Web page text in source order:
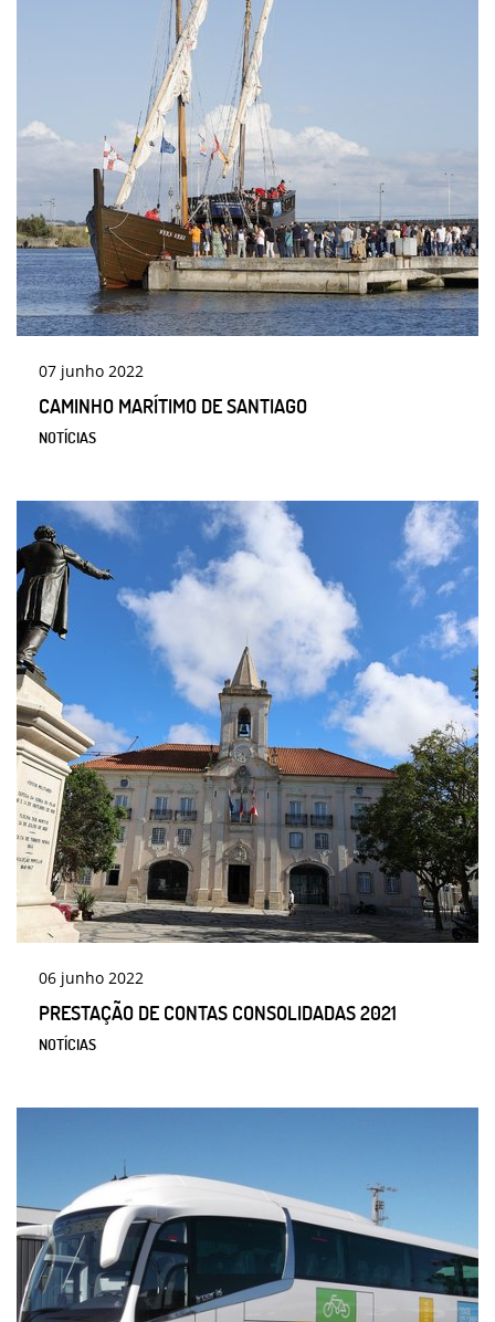
07 junho 2022
CAMINHO MARÍTIMO DE SANTIAGO
NOTÍCIAS
06 junho 2022
PRESTAÇÃO DE CONTAS CONSOLIDADAS 2021
NOTÍCIAS